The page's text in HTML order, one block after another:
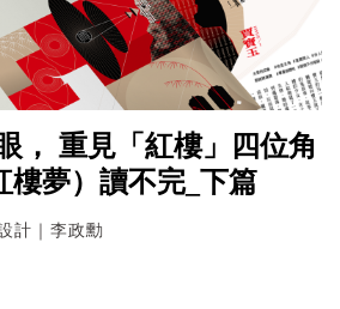
， 重見「紅樓」四位角
夢）讀不完_下篇
計｜李政勳